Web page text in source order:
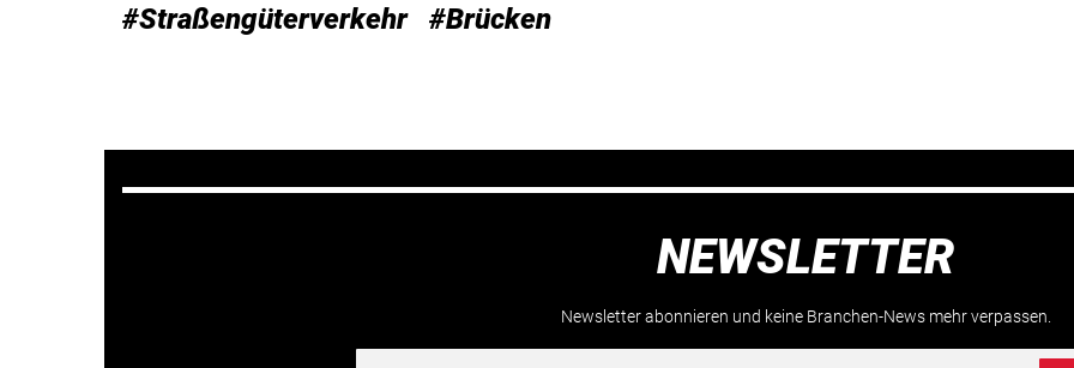
#Straßengüterverkehr #Brücken
NEWSLETTER
Newsletter abonnieren und keine Branchen-News mehr verpassen.